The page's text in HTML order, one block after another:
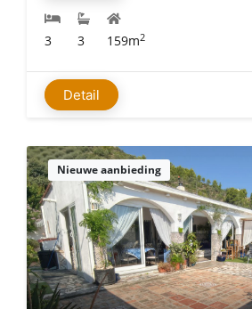
3 3 159m2
Detail
Nieuwe aanbieding